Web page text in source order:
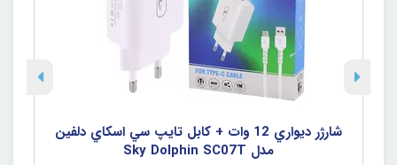
شارژر ديواري 12 وات + کابل تايپ سي اسکاي دلفين
مدل Sky Dolphin SC07T